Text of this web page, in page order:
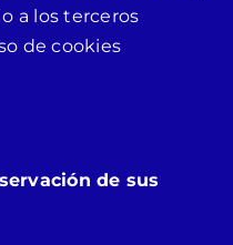
a los terceros
de cookies
de sus